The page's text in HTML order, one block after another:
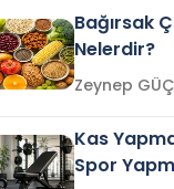
Bağırsak
Nelerdir?
Kas
Spor